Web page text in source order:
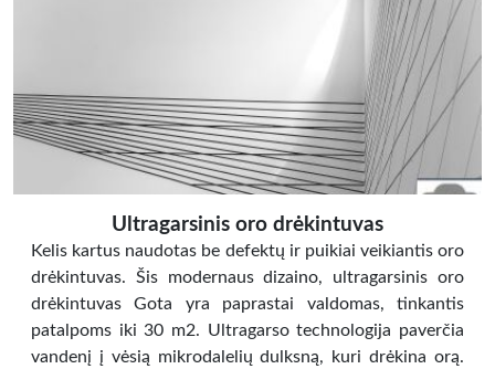
Ultragarsinis oro drėkintuvas
Kelis kartus naudotas be defektų ir puikiai veikiantis oro
drėkintuvas. Šis modernaus dizaino, ultragarsinis oro
drėkintuvas Gota yra paprastai valdomas, tinkantis
patalpoms iki 30 m2. Ultragarso technologija paverčia
vandenį į vėsią mikrodalelių dulksną, kuri drėkina orą.